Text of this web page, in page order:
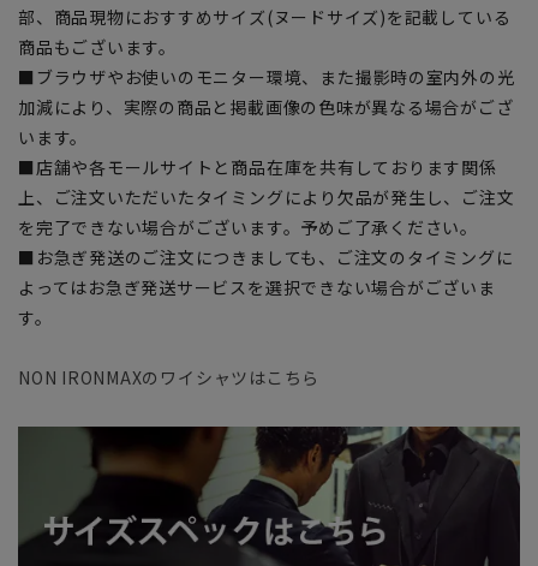
部、商品現物におすすめサイズ(ヌードサイズ)を記載している
商品もございます。
■ブラウザやお使いのモニター環境、また撮影時の室内外の光
加減により、実際の商品と掲載画像の色味が異なる場合がござ
います。
■店舗や各モールサイトと商品在庫を共有しております関係
上、ご注文いただいたタイミングにより欠品が発生し、ご注文
を完了できない場合がございます。予めご了承ください。
■お急ぎ発送のご注文につきましても、ご注文のタイミングに
よってはお急ぎ発送サービスを選択できない場合がございま
す。
NON IRONMAXのワイシャツはこちら